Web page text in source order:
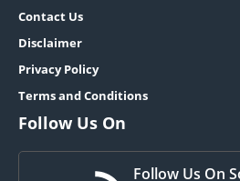
Contact Us
Disclaimer
Privacy Policy
Terms and Conditions
Follow Us On
Follow Us On